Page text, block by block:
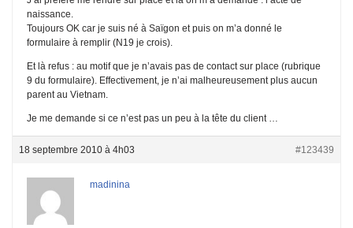
naissance.
Toujours OK car je suis né à Saïgon et puis on m’a donné le
formulaire à remplir (N19 je crois).
Et là refus : au motif que je n’avais pas de contact sur place (rubrique
9 du formulaire). Effectivement, je n’ai malheureusement plus aucun
parent au Vietnam.
Je me demande si ce n’est pas un peu à la tête du client …
18 septembre 2010 à 4h03 #123439
madinina